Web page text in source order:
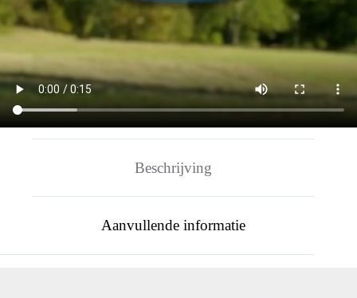
Beschrijving
Aanvullende informatie